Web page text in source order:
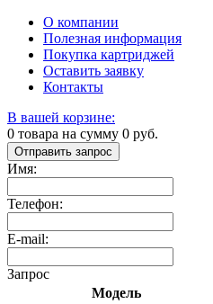
О компании
Полезная информация
Покупка картриджей
Оставить заявку
Контакты
В вашей корзине:
0 товара на сумму 0 руб.
Отправить запрос
Имя:
Телефон:
E-mail:
Запрос
Модель